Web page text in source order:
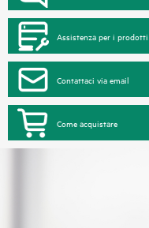
Assistenza per i prodotti
Contattaci via email
Come acquistare